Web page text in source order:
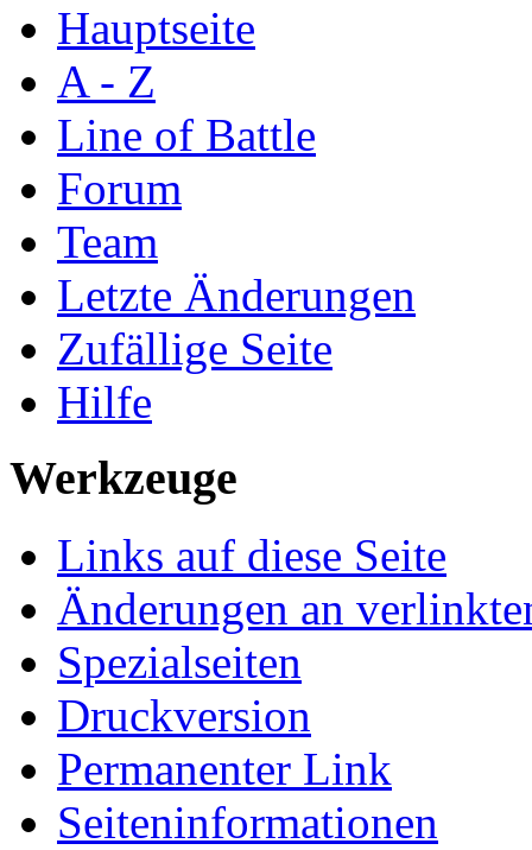
Hauptseite
A - Z
Line of Battle
Forum
Team
Letzte Änderungen
Zufällige Seite
Hilfe
Werkzeuge
Links auf diese Seite
Änderungen an
Spezialseiten
Druckversion
Permanenter Link
Seiten­informationen